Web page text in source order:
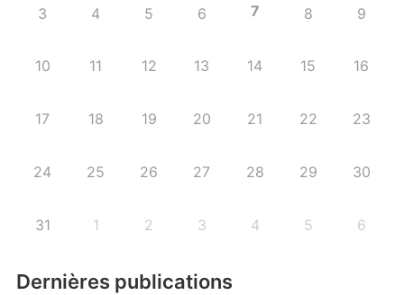
3 4 5 6 7 8 9
10 11 12 13 14 15 16
17 18 19 20 21 22 23
24 25 26 27 28 29 30
31 1 2 3 4 5 6
Dernières publications